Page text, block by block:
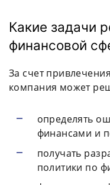
Какие задачи
финансовой
За счет
компания может
определять
финансами и
получать
политики по